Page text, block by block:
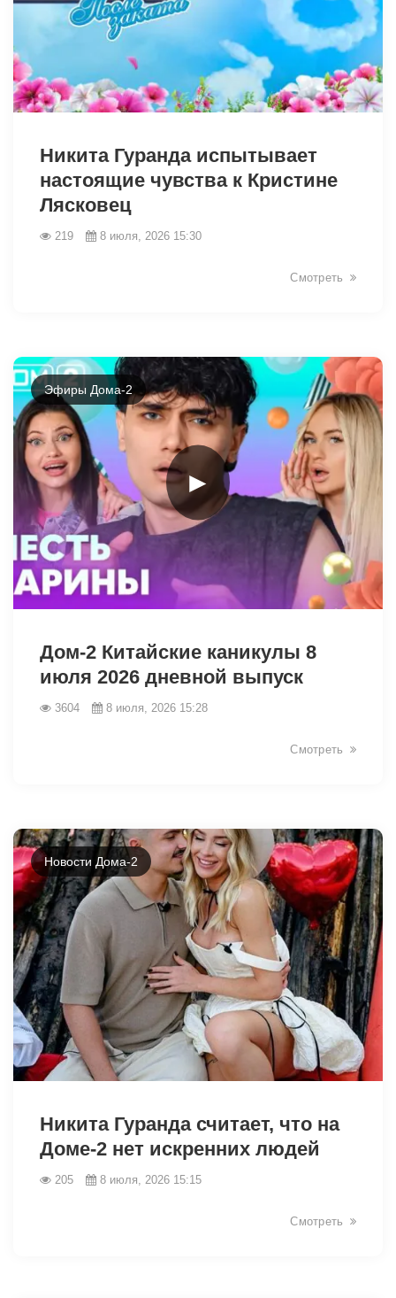
Никита Гуранда испытывает
настоящие чувства к Кристине
Лясковец
219 8 июля, 2026 15:30
Смотреть
►
Эфиры Дома-2
Дом-2 Китайские каникулы 8
июля 2026 дневной выпуск
3604 8 июля, 2026 15:28
Смотреть
Новости Дома-2
Никита Гуранда считает, что на
Доме-2 нет искренних людей
205 8 июля, 2026 15:15
Смотреть